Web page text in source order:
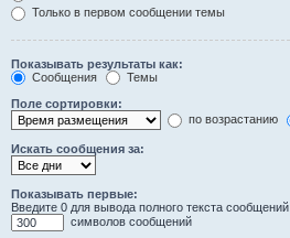
Только в первом сообщении темы
Показывать результаты как:
Сообщения
Темы
Поле сортировки:
по возрастанию
Искать сообщения за:
Показывать первые:
Введите 0 для вывода полного текста сообщений.
символов сообщений